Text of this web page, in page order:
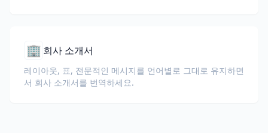
🏢 회사 소개서
레이아웃, 표, 전문적인 메시지를 언어별로 그대로 유지하면
서 회사 소개서를 번역하세요.